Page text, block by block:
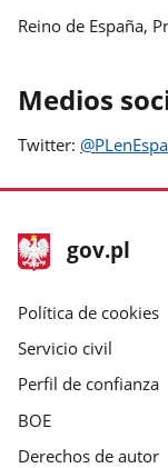
Reino de España,
Medios
Twitter:
stopka
gov.pl
Página
gov.pl
gov.pl
Política de cookies
Servicio civil
Perfil de confianza
BOE
Derechos de autor